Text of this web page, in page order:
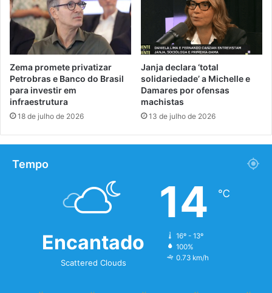
Zema promete privatizar
Petrobras e Banco do Brasil
para investir em
infraestrutura
18 de julho de 2026
Janja declara ‘total
solidariedade’ a Michelle e
Damares por ofensas
machistas
13 de julho de 2026
Tempo
Encantado
Scattered Clouds
14 ℃
16º - 13º
100%
0.73 km/h